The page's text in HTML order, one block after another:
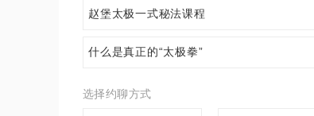
赵堡太极一式秘法课程
什么是真正的“太极拳”
选择约聊方式